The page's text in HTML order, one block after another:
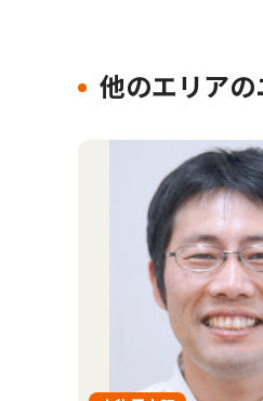
他のエリアの